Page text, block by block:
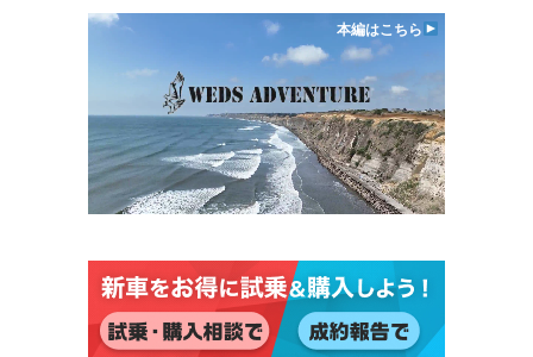
本編はこちら